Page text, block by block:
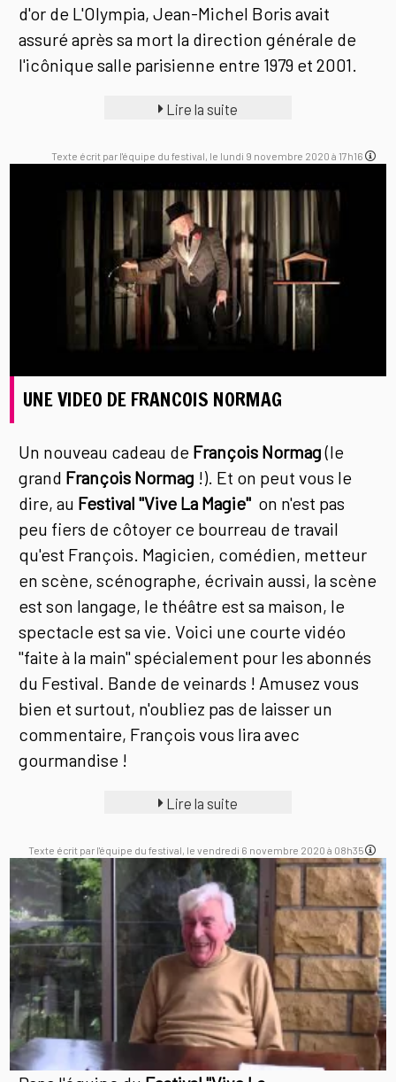
d'or de L'Olympia, Jean-Michel Boris avait
assuré après sa mort la direction générale de
l'icônique salle parisienne entre 1979 et 2001.
Lire la suite
Texte écrit par l'équipe du festival, le lundi 9 novembre 2020 à 17h16
UNE VIDEO DE FRANCOIS NORMAG
Un nouveau cadeau de François Normag(le
grand François Normag !). Et on peut vous le
dire, au Festival "Vive La Magie" on n'est pas
peu fiers de côtoyer ce bourreau de travail
qu'est François. Magicien, comédien, metteur
en scène, scénographe, écrivain aussi, la scène
est son langage, le théâtre est sa maison, le
spectacle est sa vie. Voici une courte vidéo
"faite à la main" spécialement pour les abonnés
du Festival. Bande de veinards ! Amusez vous
bien et surtout, n'oubliez pas de laisser un
commentaire, François vous lira avec
gourmandise !
Lire la suite
Texte écrit par l'équipe du festival, le vendredi 6 novembre 2020 à 08h35